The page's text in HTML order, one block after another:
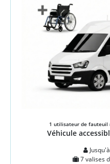
1 utilisateur de fauteuil
Véhicule
7 valises